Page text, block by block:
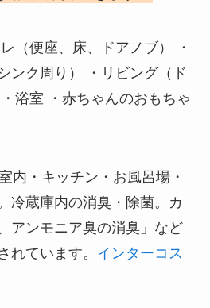
（便座、床、ドアノブ） ・
ンク周り） ・リビング（ド
浴室 ・赤ちゃんのおもちゃ
内・キッチン・お風呂場・
冷蔵庫内の消臭・除菌。カ
アンモニア臭の消臭」など
れています。
インターコス